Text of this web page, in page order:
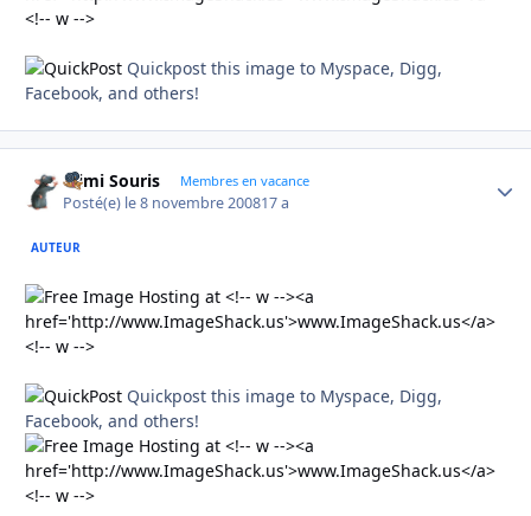
Quickpost this image to Myspace, Digg,
Facebook, and others!
Mimi Souris Membres en vacance
Posté(e) le 8 novembre 200817 a
AUTEUR
Quickpost this image to Myspace, Digg,
Facebook, and others!